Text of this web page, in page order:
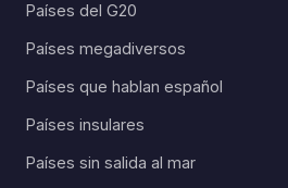
Países del G20
Países megadiversos
Países que hablan español
Países insulares
Países sin salida al mar